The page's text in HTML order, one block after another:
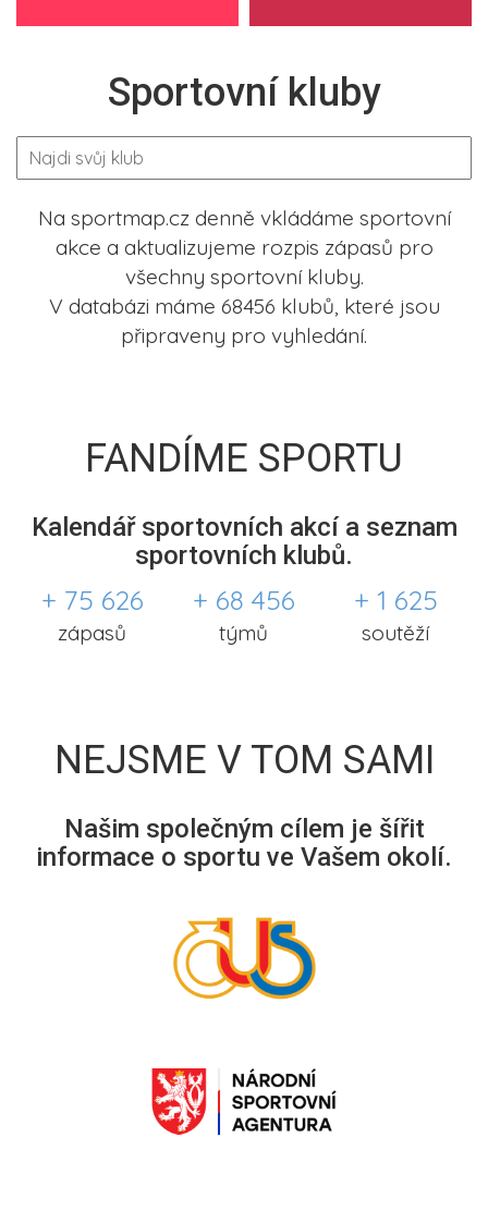
Sportovní kluby
Na sportmap.cz denně vkládáme sportovní
akce a aktualizujeme rozpis zápasů pro
všechny sportovní kluby.
V databázi máme 68456 klubů, které jsou
připraveny pro vyhledání.
FANDÍME SPORTU
Kalendář sportovních akcí a seznam
sportovních klubů.
+ 75 626
zápasů
+ 68 456
týmů
+ 1 625
soutěží
NEJSME V TOM SAMI
Našim společným cílem je šířit
informace o sportu ve Vašem okolí.